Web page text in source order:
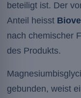
beteiligt ist. Der
Anteil heisst
nach chemischer
des Produkts.
gebunden, weist